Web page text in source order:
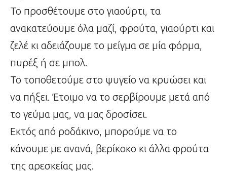
Το προσθέτουμε στο γιαούρτι, τα
ανακατεύουμε όλα μαζί, φρούτα, γιαούρτι και
ζελέ κι αδειάζουμε το μείγμα σε μία φόρμα,
πυρέξ ή σε μπολ.
Το τοποθετούμε στο ψυγείο να κρυώσει και
να πήξει. Έτοιμο να το σερβίρουμε μετά από
το γεύμα μας, να μας δροσίσει.
Εκτός από ροδάκινο, μπορούμε να το
κάνουμε με ανανά, βερίκοκο κι άλλα φρούτα
της αρεσκείας μας.